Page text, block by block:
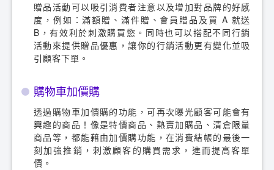
贈品活動可以吸引消費者注意以及增加對品牌的好感
度，例如：滿額贈、滿件贈、會員贈品及買 A 就送
B，有效利於刺激購買慾。同時也可以搭配不同行銷
活動來提供贈品優惠，讓你的行銷活動更有變化並吸
引顧客下單。
購物車加價購
透過購物車加價購的功能，可再次曝光顧客可能會有
興趣的商品！像是特價商品、熱賣加購品、清倉限量
商品等，都能藉由加價購功能，在消費結帳的最後一
刻加強推銷，刺激顧客的購買需求，進而提高客單
價。